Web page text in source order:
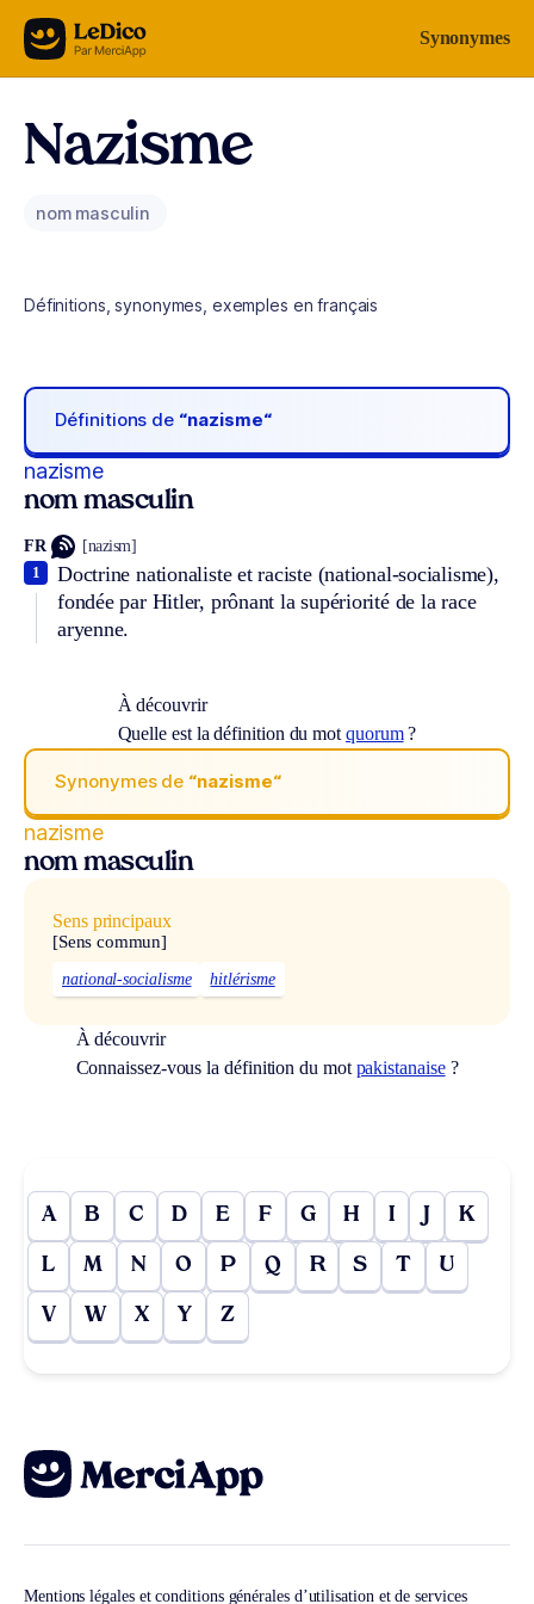
Aller au contenu Synonymes
Nazisme
nom masculin
Définitions, synonymes, exemples en français
Définitions de “nazisme“
nazisme
nom masculin
FR [nazism]
Doctrine nationaliste et raciste (national-socialisme),
fondée par Hitler, prônant la supériorité de la race
aryenne.
1
À découvrir
Quelle est la définition du motquorum?
Synonymes de “nazisme“
nazisme
nom masculin
Sens principaux
[Sens commun]
national-socialisme hitlérisme
À découvrir
Connaissez-vous la définition du mot pakistanaise?
A B C D E F G H I J K
L M N O P Q R S T U
V W X Y Z
Mentions légales et conditions générales d’utilisation et de services